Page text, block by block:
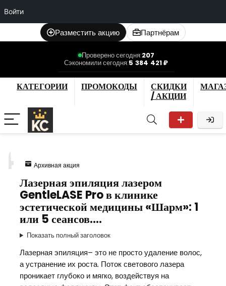
Войти
Разместить акцию Партнёрам
Проверено сегодня:207
Сэкономили сегодня:5 384 421 ₽
КАТЕГОРИИ ПРОМОКОДЫ
СКИДКИ
/ АКЦИИ
Архивная акция
Лазерная эпиляция лазером
GentleLASE Pro в клинике
эстетической медицины «Шарм»: 1
или 5 сеансов.…
Показать полный заголовок
Лазерная эпиляция– это не просто удаление волос,
а устранение их роста. Поток светового лазера
проникает глубоко и мягко, воздействуя на